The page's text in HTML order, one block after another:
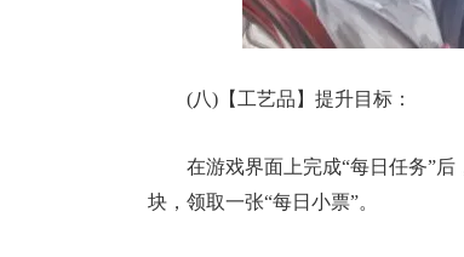
(八)【工艺品】提升目标：
在游戏界面上完成“每日任务”后
块，领取一张“每日小票”。